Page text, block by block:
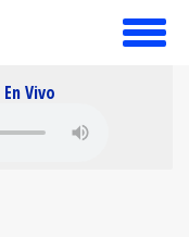
toggle
En Vivo